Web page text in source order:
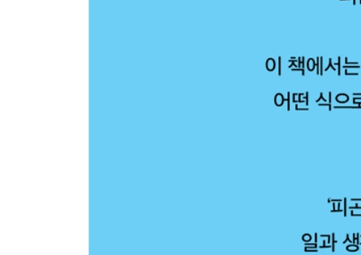
100 능숙하게 넘겨버릴 수 있는 말을 준비해둔다
끝으로 | 피곤해지지 않는 몸으로 매일 활기차게